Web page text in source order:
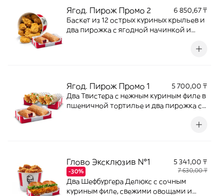
Ягод. Пирож Промо 2
6 850,67 ₸
Баскет из 12 острых куриных крыльев и
два пирожка с ягодной начинкой и
Ягод. Пирож Промо 1
5 700,00 ₸
Два Твистера с нежным куриным филе в
пшеничной тортилье и два пирожка с
Глово Эксклюзив №1
-30%
5 341,00 ₸
7 630,00 ₸
Два Шефбургера Делюкс с сочным
куриным филе, свежими овощами и